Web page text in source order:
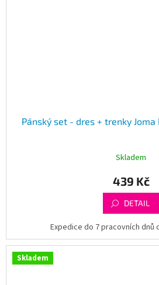
Pánský set - dres + trenky Joma
Skladem
439 Kč
DETAIL
Expedice do 7 pracovních dnů
Skladem